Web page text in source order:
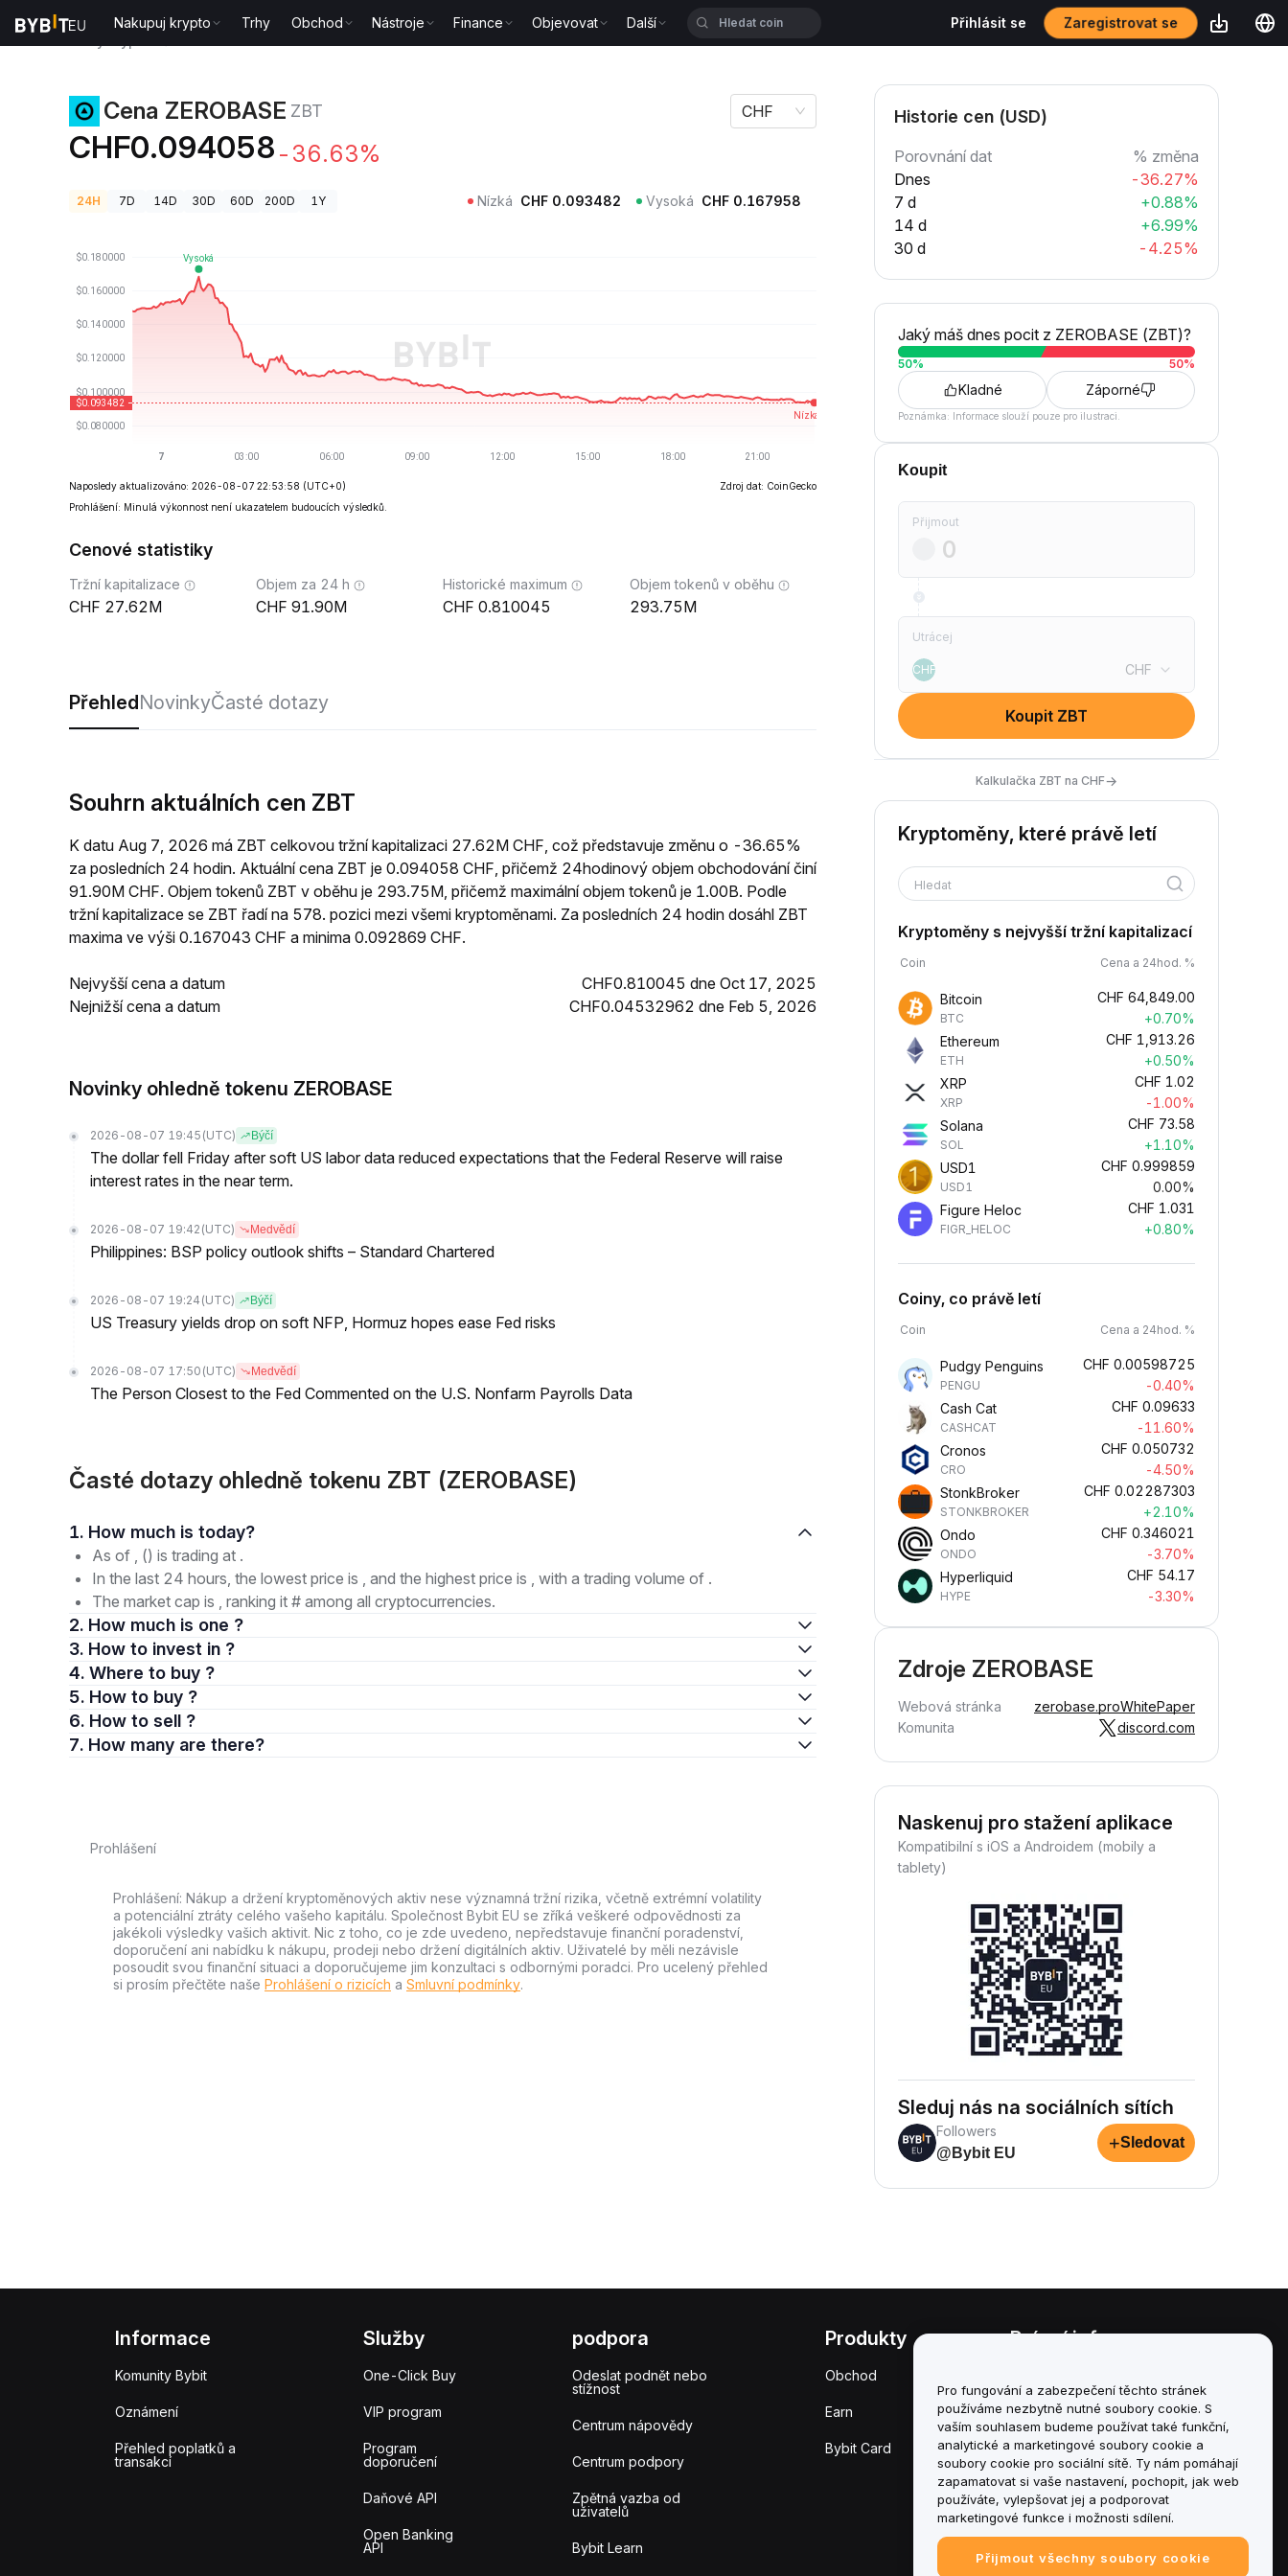
Nakupuj krypto Trhy Obchod Nástroje Finance Objevovat Další Přihlásit se Zaregistrovat se
Cena ZEROBASE ZBT
CHF0.094058 -36.63%
CHF
24H 7D 14D 30D 60D 200D 1Y Nízká CHF 0.093482 Vysoká CHF 0.167958
Naposledy aktualizováno: 2026-08-07 22:53:58 (UTC+0)
Zdroj dat: CoinGecko
Prohlášení: Minulá výkonnost není ukazatelem budoucích výsledků.
Cenové statistiky
Tržní kapitalizace
27.62M
Objem za 24 h
91.90M
Historické maximum
0.810045
Objem tokenů v oběhu
293.75M
PřehledNovinkyČasté dotazy
Souhrn aktuálních cen ZBT
K datu Aug 7, 2026 má ZBT celkovou tržní kapitalizaci 27.62M CHF, což představuje změnu o -36.65%
za posledních 24 hodin. Aktuální cena ZBT je 0.094058 CHF, přičemž 24hodinový objem obchodování činí
91.90M CHF. Objem tokenů ZBT v oběhu je 293.75M, přičemž maximální objem tokenů je 1.00B. Podle
tržní kapitalizace se ZBT řadí na 578. pozici mezi všemi kryptoměnami. Za posledních 24 hodin dosáhl ZBT
maxima ve výši 0.167043 CHF a minima 0.092869 CHF.
Nejvyšší cena a datum
CHF0.810045 dne Oct 17, 2025
Nejnižší cena a datum
CHF0.04532962 dne Feb 5, 2026
Novinky ohledně tokenu ZEROBASE
2026-08-07 19:45 (UTC) Býčí
The dollar fell Friday after soft US labor data reduced expectations that the Federal Reserve will raise
interest rates in the near term.
2026-08-07 19:42 (UTC) Medvědí
Philippines: BSP policy outlook shifts – Standard Chartered
2026-08-07 19:24 (UTC) Býčí
US Treasury yields drop on soft NFP, Hormuz hopes ease Fed risks
2026-08-07 17:50 (UTC) Medvědí
The Person Closest to the Fed Commented on the U.S. Nonfarm Payrolls Data
Časté dotazy ohledně tokenu ZBT (ZEROBASE)
1. How much is today?
As of , () is trading at .
In the last 24 hours, the lowest price is , and the highest price is , with a trading volume of .
The market cap is , ranking it # among all cryptocurrencies.
2. How much is one ?
3. How to invest in ?
4. Where to buy ?
5. How to buy ?
6. How to sell ?
7. How many are there?
Prohlášení
Prohlášení: Nákup a držení kryptoměnových aktiv nese významná tržní rizika, včetně extrémní volatility
a potenciální ztráty celého vašeho kapitálu. Společnost Bybit EU se zříká veškeré odpovědnosti za
jakékoli výsledky vašich aktivit. Nic z toho, co je zde uvedeno, nepředstavuje finanční poradenství,
doporučení ani nabídku k nákupu, prodeji nebo držení digitálních aktiv. Uživatelé by měli nezávisle
posoudit svou finanční situaci a doporučujeme jim konzultaci s odbornými poradci. Pro ucelený přehled
si prosím přečtěte naše Prohlášení o rizicích a Smluvní podmínky.
Historie cen (USD)
Porovnání dat
% změna
Dnes
-36.27%
7 d
+0.88%
14 d
+6.99%
30 d
-4.25%
Jaký máš dnes pocit z ZEROBASE (ZBT)?
50% 50%
Kladné Záporné
Poznámka: Informace slouží pouze pro ilustraci.
Koupit
Přijmout
Utrácej
CHF CHF
Koupit ZBT
Kalkulačka ZBT na CHF→
Kryptoměny, které právě letí
Hledat
Kryptoměny s nejvyšší tržní kapitalizací
Coin Cena a 24hod. %
Bitcoin
BTC
CHF 64,849.00
+0.70%
Ethereum
ETH
CHF 1,913.26
+0.50%
XRP
XRP
CHF 1.02
-1.00%
Solana
SOL
CHF 73.58
+1.10%
USD1
USD1
CHF 0.999859
0.00%
Figure Heloc
FIGR_HELOC
CHF 1.031
+0.80%
Coiny, co právě letí
Coin Cena a 24hod. %
Pudgy Penguins
PENGU
CHF 0.00598725
-0.40%
Cash Cat
CASHCAT
CHF 0.09633
-11.60%
Cronos
CRO
CHF 0.050732
-4.50%
StonkBroker
STONKBROKER
CHF 0.02287303
+2.10%
Ondo
ONDO
CHF 0.346021
-3.70%
Hyperliquid
HYPE
CHF 54.17
-3.30%
Zdroje ZEROBASE
Webová stránka zerobase.proWhitePaper
Komunita
discord.com
Naskenuj pro stažení aplikace
Kompatibilní s iOS a Androidem (mobily a
tablety)
Sleduj nás na sociálních sítích
Followers
@Bybit EU
+Sledovat
Informace
Komunity Bybit
Oznámení
Přehled poplatků a
transakcí
Služby
One-Click Buy
VIP program
Program
doporučení
Daňové API
Open Banking
API
podpora
Odeslat podnět nebo
stížnost
Centrum nápovědy
Centrum podpory
Zpětná vazba od
uživatelů
Bybit Learn
Produkty
Obchod
Earn
Bybit Card
Právní informace
Souhrn zásad úschovy a
správy
Informace o ESG
Crypto-Asset White
Papers
Pro fungování a zabezpečení těchto stránek
používáme nezbytně nutné soubory cookie. S
vaším souhlasem budeme používat také funkční,
analytické a marketingové soubory cookie a
soubory cookie pro sociální sítě. Ty nám pomáhají
zapamatovat si vaše nastavení, pochopit, jak web
používáte, vylepšovat jej a podporovat
marketingové funkce i možnosti sdílení.
Přijmout všechny soubory cookie